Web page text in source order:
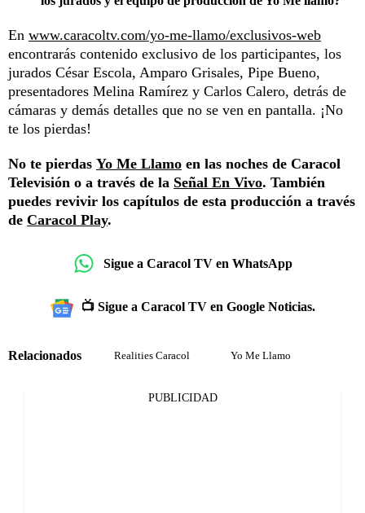
En www.caracoltv.com/yo-me-llamo/exclusivos-web
encontrarás contenido exclusivo de los participantes, los
jurados César Escola, Amparo Grisales, Pipe Bueno,
presentadores Melina Ramírez y Carlos Calero, detrás de
cámaras y demás detalles que no se ven en pantalla. ¡No
te los pierdas!
No te pierdas Yo Me Llamo en las noches de Caracol
Televisión o a través de la Señal En Vivo. También
puedes revivir los capítulos de esta producción a través
de Caracol Play.
Sigue a Caracol TV en WhatsApp
📺 Sigue a Caracol TV en Google Noticias.
Relacionados Realities Caracol Yo Me Llamo
PUBLICIDAD